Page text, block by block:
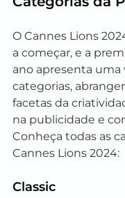
O Cannes Lions
a começar, e a
ano apresenta uma
categorias,
facetas da
na publicidade e
Conheça todas as
Cannes Lions 2024:
Classic